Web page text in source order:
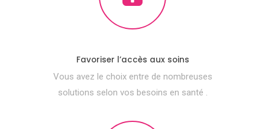
Favoriser l’accès aux soins
Vous avez le choix entre de nombreuses
solutions selon vos besoins en santé .